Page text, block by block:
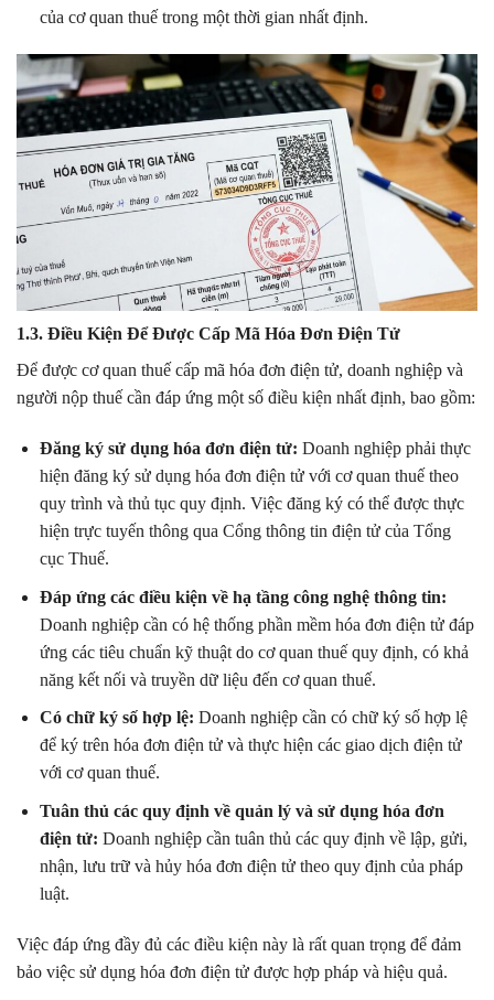
của cơ quan thuế trong một thời gian nhất định.
1.3. Điều Kiện Để Được Cấp Mã Hóa Đơn Điện Tử
Để được cơ quan thuế cấp mã hóa đơn điện tử, doanh nghiệp và
người nộp thuế cần đáp ứng một số điều kiện nhất định, bao gồm:
Đăng ký sử dụng hóa đơn điện tử: Doanh nghiệp phải thực
hiện đăng ký sử dụng hóa đơn điện tử với cơ quan thuế theo
quy trình và thủ tục quy định. Việc đăng ký có thể được thực
hiện trực tuyến thông qua Cổng thông tin điện tử của Tổng
cục Thuế.
Đáp ứng các điều kiện về hạ tầng công nghệ thông tin:
Doanh nghiệp cần có hệ thống phần mềm hóa đơn điện tử đáp
ứng các tiêu chuẩn kỹ thuật do cơ quan thuế quy định, có khả
năng kết nối và truyền dữ liệu đến cơ quan thuế.
Có chữ ký số hợp lệ: Doanh nghiệp cần có chữ ký số hợp lệ
để ký trên hóa đơn điện tử và thực hiện các giao dịch điện tử
với cơ quan thuế.
Tuân thủ các quy định về quản lý và sử dụng hóa đơn
điện tử: Doanh nghiệp cần tuân thủ các quy định về lập, gửi,
nhận, lưu trữ và hủy hóa đơn điện tử theo quy định của pháp
luật.
Việc đáp ứng đầy đủ các điều kiện này là rất quan trọng để đảm
bảo việc sử dụng hóa đơn điện tử được hợp pháp và hiệu quả.